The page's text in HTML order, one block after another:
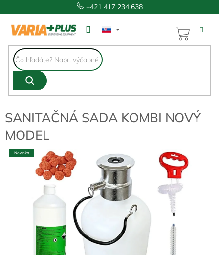
na
obsah
+421 417 234 638
KOŠÍK
SANITAČNÁ SADA KOMBI NOVÝ
MODEL
Novinka